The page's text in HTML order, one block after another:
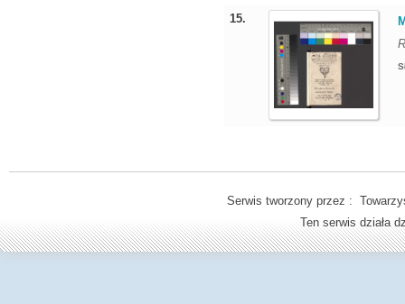
15.
Serwis tworzony przez :
Ten serwis działa